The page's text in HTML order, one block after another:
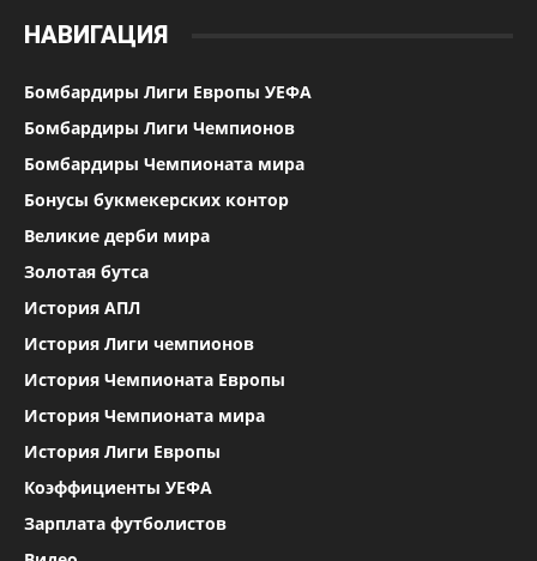
НАВИГАЦИЯ
Бомбардиры Лиги Европы УЕФА
Бомбардиры Лиги Чемпионов
Бомбардиры Чемпионата мира
Бонусы букмекерских контор
Великие дерби мира
Золотая бутса
История АПЛ
История Лиги чемпионов
История Чемпионата Европы
История Чемпионата мира
История Лиги Европы
Коэффициенты УЕФА
Зарплата футболистов